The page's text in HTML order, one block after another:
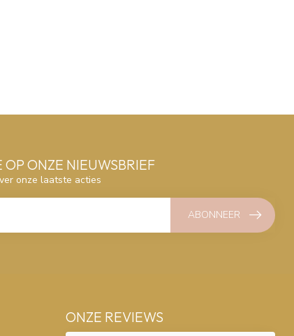
OP ONZE NIEUWSBRIEF
onze laatste acties
ABONNEER
ONZE REVIEWS